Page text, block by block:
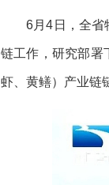
6月4日，全省
链工作，研究部署
虾、黄鳝）产业链